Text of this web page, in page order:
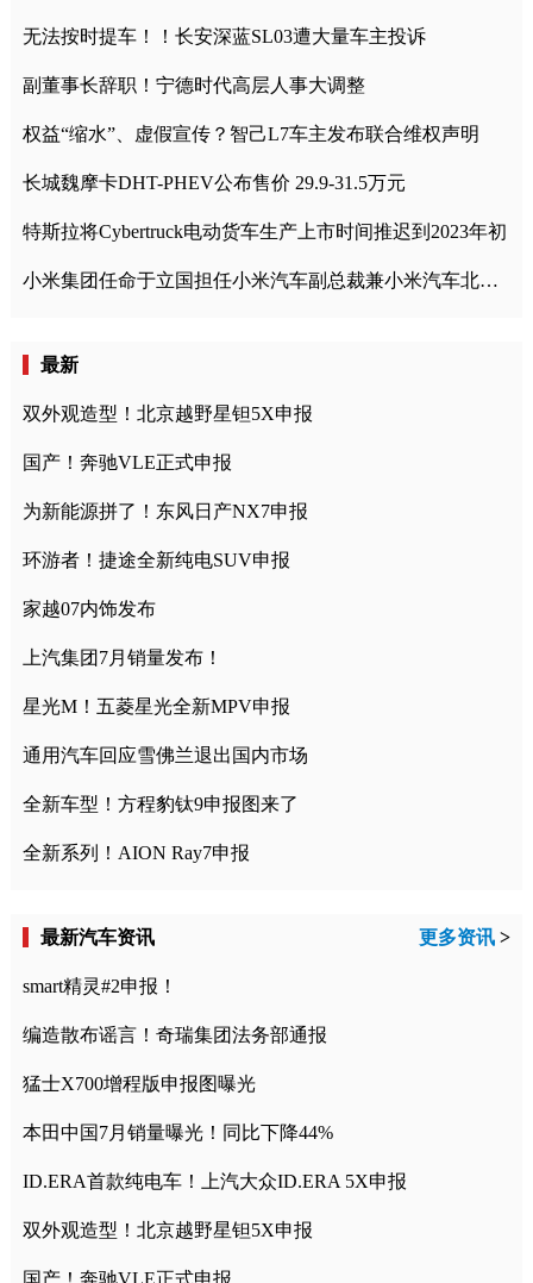
无法按时提车！！长安深蓝SL03遭大量车主投诉
副董事长辞职！宁德时代高层人事大调整
权益“缩水”、虚假宣传？智己L7车主发布联合维权声明
长城魏摩卡DHT-PHEV公布售价 29.9-31.5万元
特斯拉将Cybertruck电动货车生产上市时间推迟到2023年初
小米集团任命于立国担任小米汽车副总裁兼小米汽车北京总部政委
最新
双外观造型！北京越野星钽5X申报
国产！奔驰VLE正式申报
为新能源拼了！东风日产NX7申报
环游者！捷途全新纯电SUV申报
家越07内饰发布
上汽集团7月销量发布！
星光M！五菱星光全新MPV申报
通用汽车回应雪佛兰退出国内市场
全新车型！方程豹钛9申报图来了
全新系列！AION Ray7申报
最新汽车资讯 更多资讯 >
smart精灵#2申报！
编造散布谣言！奇瑞集团法务部通报
猛士X700增程版申报图曝光
本田中国7月销量曝光！同比下降44%
ID.ERA首款纯电车！上汽大众ID.ERA 5X申报
双外观造型！北京越野星钽5X申报